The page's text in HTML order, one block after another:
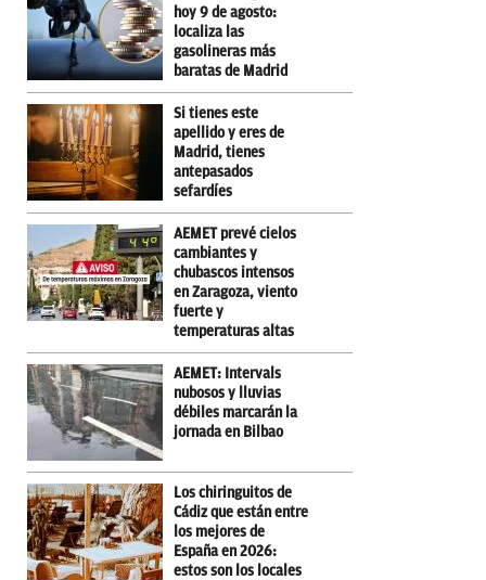
hoy 9 de agosto:
localiza las
gasolineras más
baratas de Madrid
Si tienes este
apellido y eres de
Madrid, tienes
antepasados
sefardíes
AEMET prevé cielos
cambiantes y
chubascos intensos
en Zaragoza, viento
fuerte y
temperaturas altas
AEMET: Intervals
nubosos y lluvias
débiles marcarán la
jornada en Bilbao
Los chiringuitos de
Cádiz que están entre
los mejores de
España en 2026:
estos son los locales